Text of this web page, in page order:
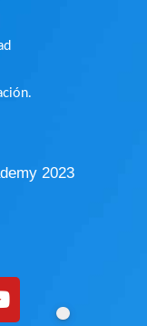
2023